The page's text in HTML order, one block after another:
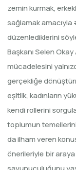
zemin kurmak,
sağlamak amacıyla
düzenlediklerini
Başkanı Selen Okay
mücadelesini
gerçekliğe
eşitlik, kadınların
kendi rollerini
toplumun temellerini
da ilham veren
önerileriyle bir